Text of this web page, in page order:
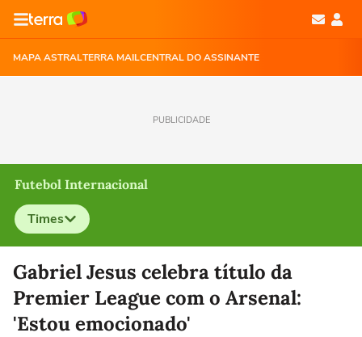
MAPA ASTRALTERRA MAILCENTRAL DO ASSINANTE
PUBLICIDADE
Futebol Internacional
Times
Selecione o time para ver as notícias
Gabriel Jesus celebra título da
Premier League com o Arsenal:
'Estou emocionado'